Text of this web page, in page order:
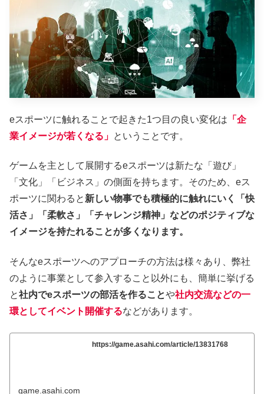
eスポーツに触れることで起きた1つ目の良い変化は 「企
業イメージが若くなる」 ということです。
ゲームを主として展開するeスポーツは新たな「遊び」
「文化」「ビジネス」の側面を持ちます。そのため、eス
ポーツに関わると 新しい物事でも積極的に触れにいく「快
活さ」「柔軟さ」「チャレンジ精神」などのポジティブな
イメージを持たれることが多くなります。
そんなeスポーツへのアプローチの方法は様々あり、弊社
のように事業として参入すること以外にも、簡単に挙げる
と社内でeスポーツの部活を作ることや社内交流などの一
環としてイベント開催するなどがあります。
https://game.asahi.com/article/13831768
game.asahi.com